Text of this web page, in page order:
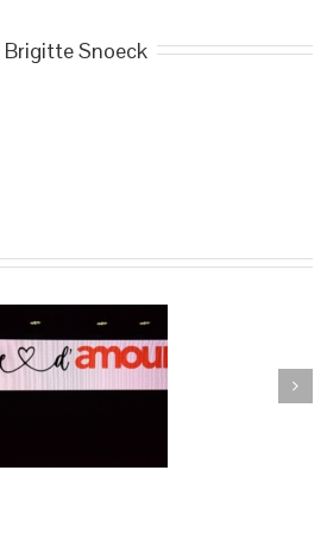
Brigitte Snoeck